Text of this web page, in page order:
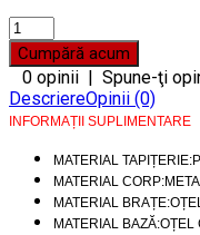
0 opinii | Spune-ţi
DescriereOpinii (0)
INFORMAȚII SUPLIMENTARE
MATERIAL
MATERIAL
MATERIAL
MATERIAL BAZĂ:OȚEL